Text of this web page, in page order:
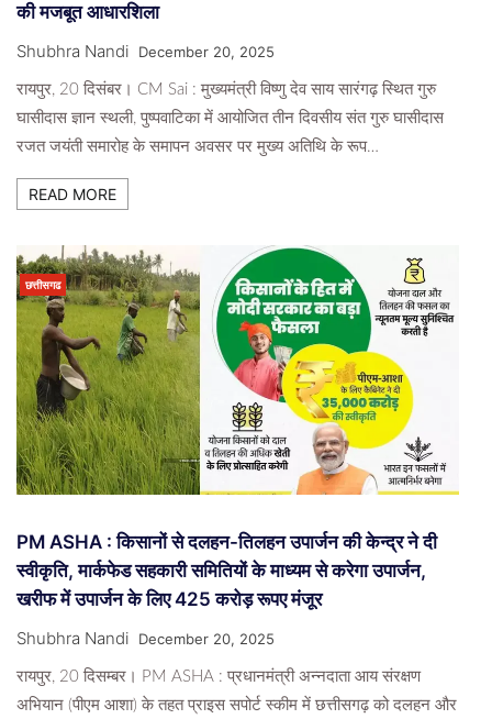
की मजबूत आधारशिला
Shubhra Nandi December 20, 2025
रायपुर, 20 दिसंबर। CM Sai : मुख्यमंत्री विष्णु देव साय सारंगढ़ स्थित गुरु
घासीदास ज्ञान स्थली, पुष्पवाटिका में आयोजित तीन दिवसीय संत गुरु घासीदास
रजत जयंती समारोह के समापन अवसर पर मुख्य अतिथि के रूप…
READ MORE
छत्तीसगढ
PM ASHA : किसानों से दलहन-तिलहन उपार्जन की केन्द्र ने दी
स्वीकृति, मार्कफेड सहकारी समितियों के माध्यम से करेगा उपार्जन,
खरीफ में उपार्जन के लिए 425 करोड़ रूपए मंजूर
Shubhra Nandi December 20, 2025
रायपुर, 20 दिसम्बर। PM ASHA : प्रधानमंत्री अन्नदाता आय संरक्षण
अभियान (पीएम आशा) के तहत प्राइस सपोर्ट स्कीम में छत्तीसगढ़ को दलहन और